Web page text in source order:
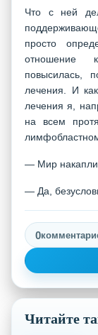
Что с ней
просто
отношение
повысилась,
лечения. И
лечения я,
на всем
— Мир
— Да,
0
Читайте